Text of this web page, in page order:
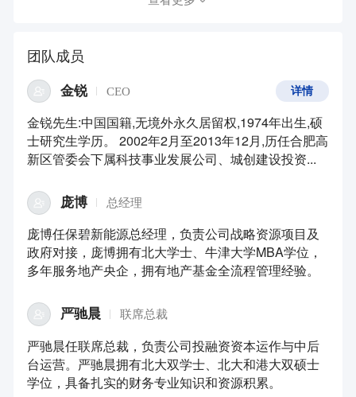
团队成员
金锐 CEO
金锐先生:中国国籍,无境外永久居留权,1974年出生,硕
士研究生学历。 2002年2月至2013年12月,历任合肥高
新区管委会下属科技事业发展公司、城创建设投资...
详情
庞博 总经理
庞博任保碧新能源总经理，负责公司战略资源项目及
政府对接，庞博拥有北大学士、牛津大学MBA学位，
多年服务地产央企，拥有地产基金全流程管理经验。
严驰晨 联席总裁
严驰晨任联席总裁，负责公司投融资资本运作与中后
台运营。严驰晨拥有北大双学士、北大和港大双硕士
学位，具备扎实的财务专业知识和资源积累。